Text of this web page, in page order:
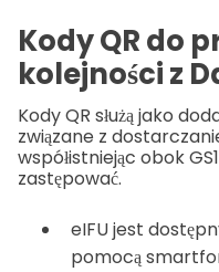
Kody QR do
kolejności z
Kody QR służą jako
związane z
współistniejąc obok
zastępować.
eIFU jest
pomocą